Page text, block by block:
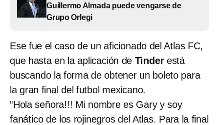
Guillermo Almada puede vengarse de
Grupo Orlegi
Ese fue el caso de un aficionado del Atlas FC,
que hasta en la aplicación de Tinderestá
buscando la forma de obtener un boleto para
la gran final del futbol mexicano.
“Hola señora!!! Mi nombre es Gary y soy
fanático de los rojinegros del Atlas. Para la final